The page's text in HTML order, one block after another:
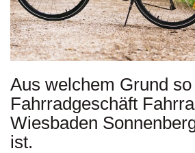
Aus welchem Grund so
Fahrradgeschäft
Wiesbaden
ist.